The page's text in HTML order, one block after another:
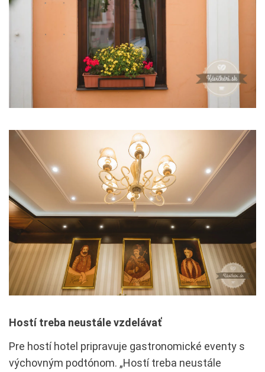
Hostí treba neustále vzdelávať
Pre hostí hotel pripravuje gastronomické eventy s
výchovným podtónom. „Hostí treba neustále